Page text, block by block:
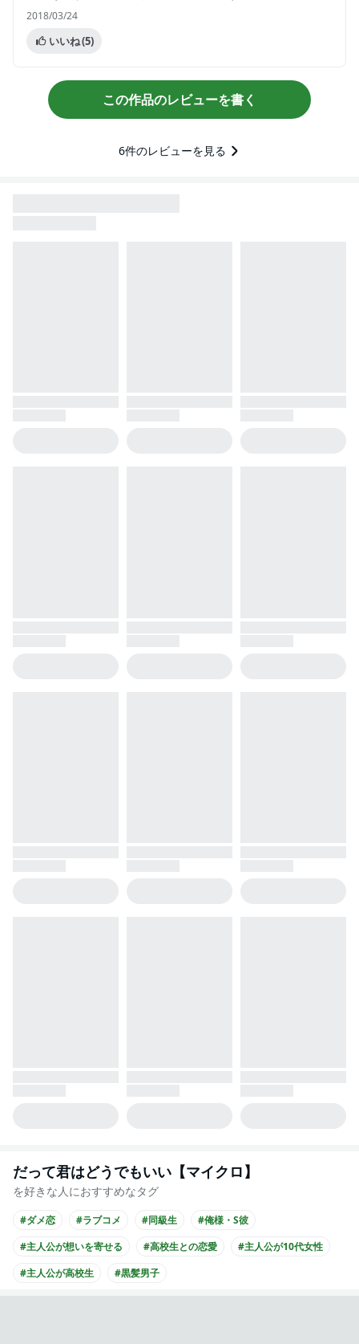
2018/03/24
いいね(5)
この作品のレビューを書く
6件のレビューを見る
だって君はどうでもいい【マイクロ】
を好きな人におすすめなタグ
#ダメ恋 #ラブコメ #同級生
#俺様・S彼
#主人公が想いを寄せる
#高校生との恋愛
#主人公が10代女性
#主人公が高校生
#黒髪男子